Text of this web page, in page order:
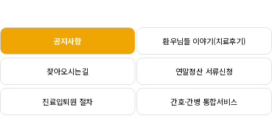
공지사항 환우님들 이야기(치료후기)
찾아오시는길 연말정산 서류신청
진료입퇴원 절차 간호·간병 통합서비스